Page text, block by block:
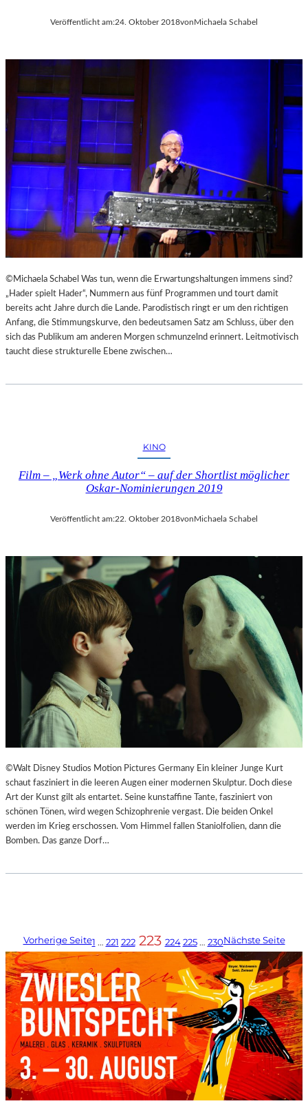
Veröffentlicht am:24. Oktober 2018von Michaela Schabel
©Michaela Schabel Was tun, wenn die Erwartungshaltungen immens sind?
„Hader spielt Hader“, Nummern aus fünf Programmen und tourt damit
bereits acht Jahre durch die Lande. Parodistisch ringt er um den richtigen
Anfang, die Stimmungskurve, den bedeutsamen Satz am Schluss, über den
sich das Publikum am anderen Morgen schmunzelnd erinnert. Leitmotivisch
taucht diese strukturelle Ebene zwischen…
KINO
Film – „Werk ohne Autor“ – auf der Shortlist möglicher
Oskar-Nominierungen 2019
Veröffentlicht am:22. Oktober 2018vonMichaela Schabel
©Walt Disney Studios Motion Pictures Germany Ein kleiner Junge Kurt
schaut fasziniert in die leeren Augen einer modernen Skulptur. Doch diese
Art der Kunst gilt als entartet. Seine kunstaffine Tante, fasziniert von
schönen Tönen, wird wegen Schizophrenie vergast. Die beiden Onkel
werden im Krieg erschossen. Vom Himmel fallen Staniolfolien, dann die
Bomben. Das ganze Dorf…
Vorherige Seite1 … 221 222 223 224 225 … 230Nächste Seite